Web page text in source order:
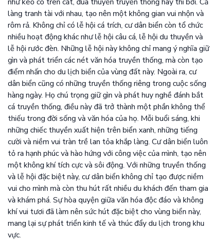
làng tranh tài với nhau, tạo nên một không gian vui nhộn và
rôm rả. Không chỉ có lễ hội cá trích, cư dân biển còn tổ chức
nhiều hoạt động khác như lễ hội câu cá, lễ hội du thuyền và
lễ hội rước đèn. Những lễ hội này không chỉ mang ý nghĩa giữ
gìn và phát triển các nét văn hóa truyền thống, mà còn tạo
điểm nhấn cho du lịch biển của vùng đất này. Ngoài ra, cư
dân biển cũng có những truyền thống riêng trong cuộc sống
hàng ngày. Họ chú trọng giữ gìn và phát huy nghề đánh bắt
cá truyền thống, điều này đã trở thành một phần không thể
thiếu trong đời sống và văn hóa của họ. Mỗi buổi sáng, khi
những chiếc thuyền xuất hiện trên biển xanh, những tiếng
cười và niềm vui tràn trề lan tỏa khắp làng. Cư dân biển luôn
tỏ ra hạnh phúc và hào hứng với công việc của mình, tạo nên
một không khí tích cực và sôi động. Với những truyền thống
và lễ hội đặc biệt này, cư dân biển không chỉ tạo được niềm
vui cho mình mà còn thu hút rất nhiều du khách đến tham gia
và khám phá. Sự hòa quyện giữa văn hóa độc đáo và không
khí vui tươi đã làm nên sức hút đặc biệt cho vùng biển này,
mang lại sự phát triển kinh tế và thúc đẩy du lịch trong khu
vực.